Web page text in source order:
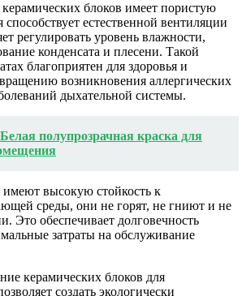
блоков имеет пористую
способствует естественной вентиляции
регулировать уровень влажности,
конденсата и плесени. Такой
благоприятен для здоровья и
возникновения аллергических
дыхательной системы.
Белая полупрозрачная краска для
высокую стойкость к
среды, они не горят, не гниют и не
Это обеспечивает долговечность
затраты на обслуживание
керамических блоков для
создать экологически